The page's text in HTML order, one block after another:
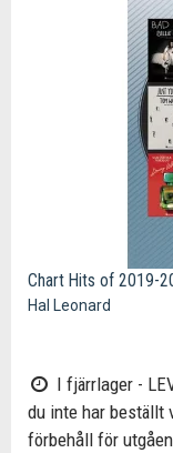
Chart Hits of 2019-
Hal Leonard
I fjärrlager -
du inte har beställt
förbehåll för